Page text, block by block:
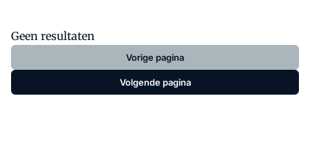
Geen resultaten
Vorige pagina
Volgende pagina